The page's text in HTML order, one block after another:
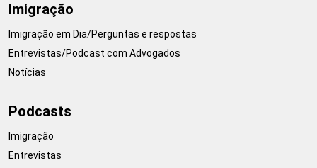
Imigração
Imigração em Dia/Perguntas e respostas
Entrevistas/Podcast com Advogados
Notícias
Podcasts
Imigração
Entrevistas